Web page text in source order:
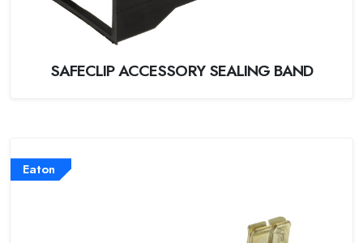
SAFECLIP ACCESSORY SEALING BAND
Eaton